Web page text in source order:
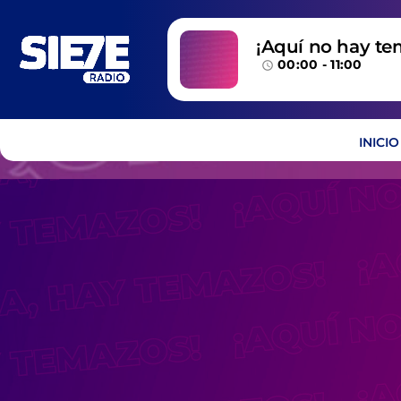
¡Aquí no hay
temazos!
access_time 00:00 - 11:00
INICIO